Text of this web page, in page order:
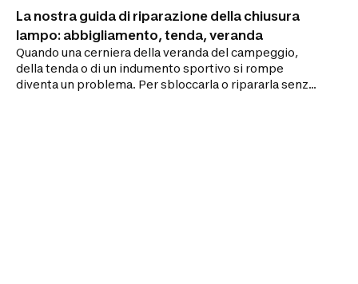
La nostra guida di riparazione della chiusura
lampo: abbigliamento, tenda, veranda
Quando una cerniera della veranda del campeggio,
della tenda o di un indumento sportivo si rompe
diventa un problema. Per sbloccarla o ripararla senza